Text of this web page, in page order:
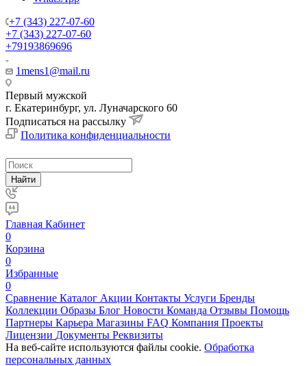
+7 (343) 227-07-60
+7 (343) 227-07-60
+79193869696
1mens1@mail.ru
Первый мужской
г. Екатеринбург, ул. Луначарского 60
Подписаться на рассылку
Политика конфиденциальности
Найти
Главная Кабинет
0
Корзина
0
Избранные
0
Сравнение Каталог Акции Контакты Услуги Бренды
Коллекции Образы Блог Новости Команда Отзывы Помощь
Партнеры Карьера Магазины FAQ Компания Проекты
Лицензии Документы Реквизиты
На веб-сайте используются файлы cookie. Обработка
персональных данных